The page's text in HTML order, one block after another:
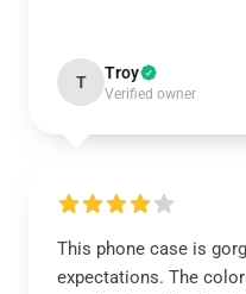
T Troy
Verified owner
This phone case is
expectations. The